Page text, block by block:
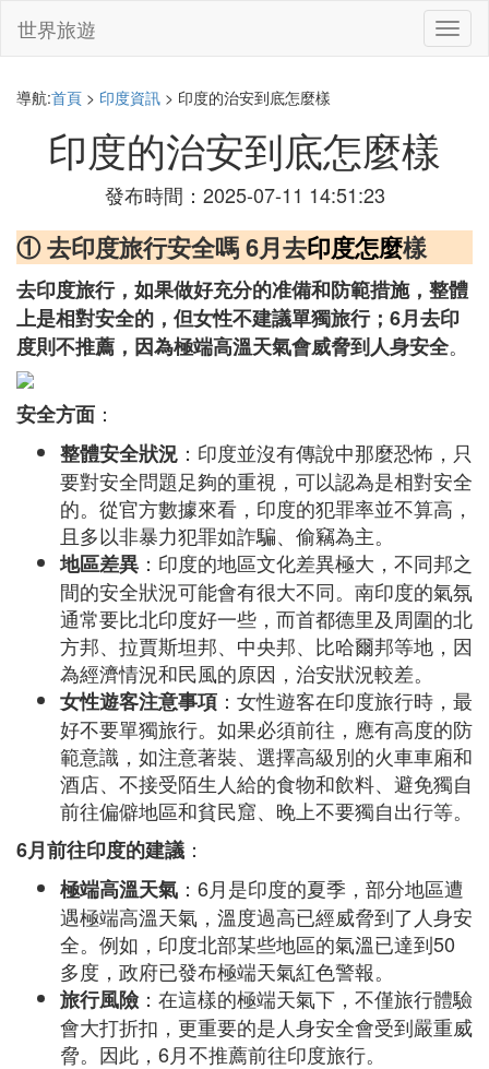
切
換
世界旅遊
導航:首頁 > 印度資訊 > 印度的治安到底怎麼樣
印度的治安到底怎麼樣
發布時間：2025-07-11 14:51:23
① 去印度旅行安全嗎 6月去印度怎麼樣
去印度旅行，如果做好充分的准備和防範措施，整體
上是相對安全的，但女性不建議單獨旅行；6月去印
度則不推薦，因為極端高溫天氣會威脅到人身安全。
安全方面 ：
整體安全狀況 ：印度並沒有傳說中那麼恐怖，只
要對安全問題足夠的重視，可以認為是相對安全
的。從官方數據來看，印度的犯罪率並不算高，
且多以非暴力犯罪如詐騙、偷竊為主。
地區差異 ：印度的地區文化差異極大，不同邦之
間的安全狀況可能會有很大不同。南印度的氣氛
通常要比北印度好一些，而首都德里及周圍的北
方邦、拉賈斯坦邦、中央邦、比哈爾邦等地，因
為經濟情況和民風的原因，治安狀況較差。
女性遊客注意事項 ：女性遊客在印度旅行時，最
好不要單獨旅行。如果必須前往，應有高度的防
範意識，如注意著裝、選擇高級別的火車車廂和
酒店、不接受陌生人給的食物和飲料、避免獨自
前往偏僻地區和貧民窟、晚上不要獨自出行等。
6月前往印度的建議 ：
極端高溫天氣 ：6月是印度的夏季，部分地區遭
遇極端高溫天氣，溫度過高已經威脅到了人身安
全。例如，印度北部某些地區的氣溫已達到50
多度，政府已發布極端天氣紅色警報。
旅行風險：在這樣的極端天氣下，不僅旅行體驗
會大打折扣，更重要的是人身安全會受到嚴重威
脅。因此，6月不推薦前往印度旅行。